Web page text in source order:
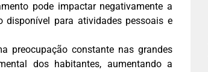
pode impactar negativamente a
disponível para atividades pessoais e
preocupação constante nas grandes
dos habitantes, aumentando a